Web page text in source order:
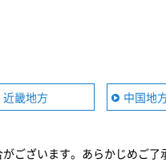
近畿地方 中国地
ございます。あらかじめご了